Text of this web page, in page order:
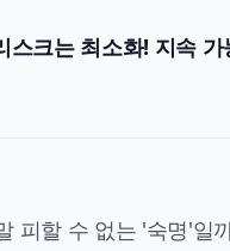
스크는 최소화! 지속
피할 수 없는 '숙명'일